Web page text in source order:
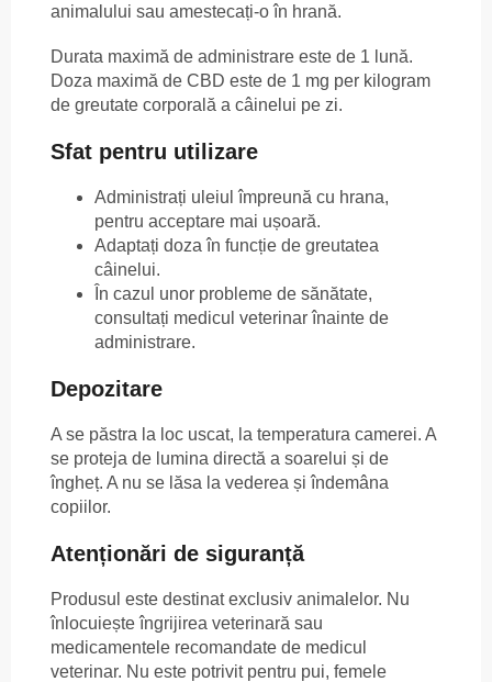
animalului sau amestecați-o în hrană.
Durata maximă de administrare este de 1 lună.
Doza maximă de CBD este de 1 mg per kilogram
de greutate corporală a câinelui pe zi.
Sfat pentru utilizare
Administrați uleiul împreună cu hrana,
pentru acceptare mai ușoară.
Adaptați doza în funcție de greutatea
câinelui.
În cazul unor probleme de sănătate,
consultați medicul veterinar înainte de
administrare.
Depozitare
A se păstra la loc uscat, la temperatura camerei. A
se proteja de lumina directă a soarelui și de
îngheț. A nu se lăsa la vederea și îndemâna
copiilor.
Atenționări de siguranță
Produsul este destinat exclusiv animalelor. Nu
înlocuiește îngrijirea veterinară sau
medicamentele recomandate de medicul
veterinar. Nu este potrivit pentru pui, femele